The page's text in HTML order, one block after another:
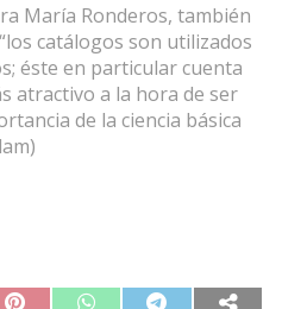
María Ronderos, también
catálogos son utilizados
éste en particular cuenta
atractivo a la hora de ser
de la ciencia básica